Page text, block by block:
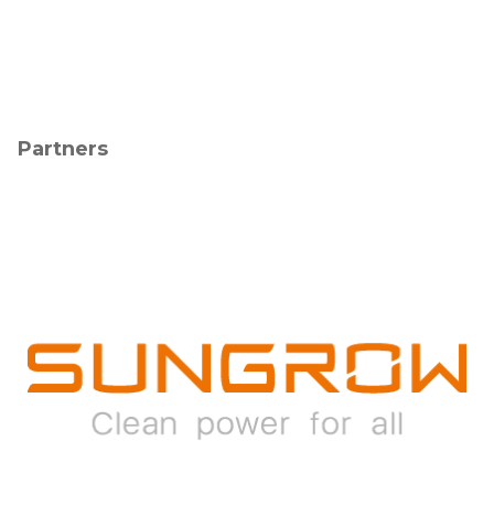
Partners